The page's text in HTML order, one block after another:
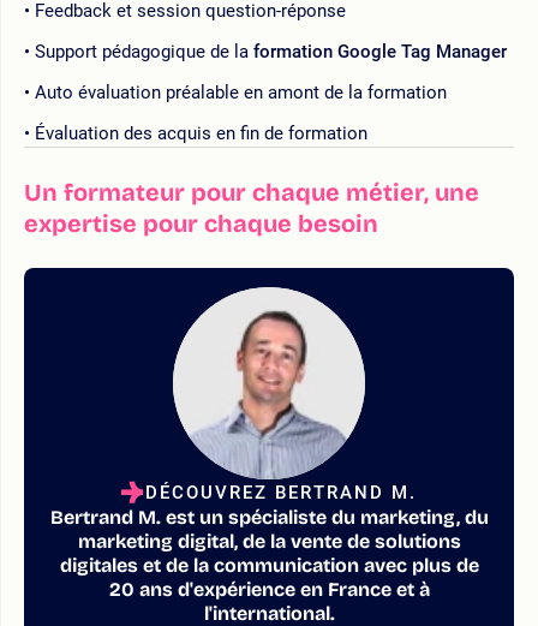
Feedback et session question-réponse
Support pédagogique de la formation Google Tag Manager
Auto évaluation préalable en amont de la formation
Évaluation des acquis en fin de formation
Un formateur pour chaque métier, une
expertise pour chaque besoin
DÉCOUVREZ BERTRAND M.
Bertrand M. est un spécialiste du marketing, du
marketing digital, de la vente de solutions
digitales et de la communication avec plus de
20 ans d'expérience en France et à
l'international.